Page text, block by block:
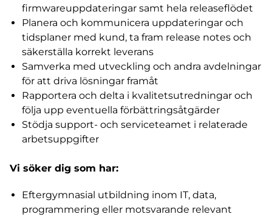
firmwareuppdateringar samt hela releaseflödet
Planera och kommunicera uppdateringar och
tidsplaner med kund, ta fram release notes och
säkerställa korrekt leverans
Samverka med utveckling och andra avdelningar
för att driva lösningar framåt
Rapportera och delta i kvalitetsutredningar och
följa upp eventuella förbättringsåtgärder
Stödja support- och serviceteamet i relaterade
arbetsuppgifter
Vi söker dig som har:
Eftergymnasial utbildning inom IT, data,
programmering eller motsvarande relevant